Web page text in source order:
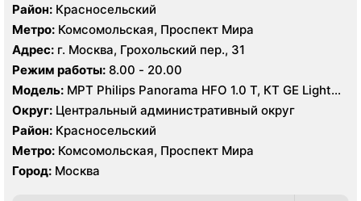
Район: Красносельский
Метро: Комсомольская, Проспект Мира
Адрес: г. Москва, Грохольский пер., 31
Режим работы: 8.00 - 20.00
Модель: МРТ Philips Panorama HFO 1.0 Т, КТ GE Light
Speed 64 среза, УЗИ Philips iU22, GE Logiq 7, Siemens
Acuson S2000, GE Vivid E9
Округ: Центральный административный округ
Район: Красносельский
Метро: Комсомольская, Проспект Мира
Город: Москва